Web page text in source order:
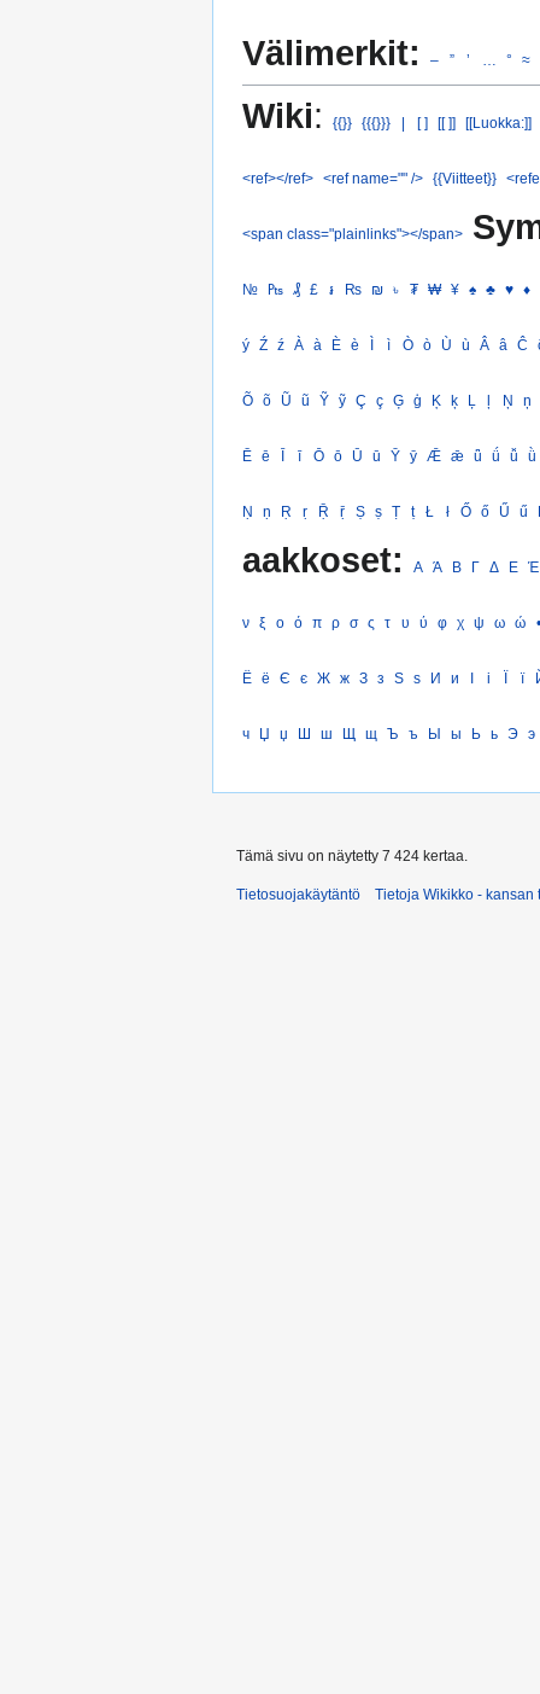
Välimerkit: – ” ’ ° ≈
Wiki: {{}} {{{}}} | [ ] [[ ]] [[Luokka:]]
<ref></ref> <ref name="" /> {{Viitteet}}
<span class="plainlinks"></span>
№ ₧ ₰ £ ៛ ₨ ₪ ৳ ₮ ₩ ¥ ♠ ♣ ♥ ♦
ý Ź ź À à È è Ì ì Ò ò Ù ù Â â Ĉ
Õ õ Ũ ũ Ỹ ỹ Ç ç Ģ ģ Ķ ķ Ļ ļ Ņ ņ
Ē ē Ī ī Ō ō Ū ū Ȳ ȳ Ǣ ǣ ǖ ǘ ǚ ǜ
Ṇ ṇ Ṛ ṛ Ṝ ṝ Ṣ ṣ Ṭ ṭ Ł ł Ő ő Ű ű
aakkoset: Α Ά Β Γ Δ Ε Έ
ν ξ ο ό π ρ σ ς τ υ ύ φ χ ψ ω ώ •
Ё ё Є є Ж ж З з Ѕ ѕ И и І і Ї ї
ч Џ џ Ш ш Щ щ Ъ ъ Ы ы Ь ь Э э
Tämä sivu on näytetty 7 424 kertaa.
Tietosuojakäytäntö Tietoja Wikikko - kansan